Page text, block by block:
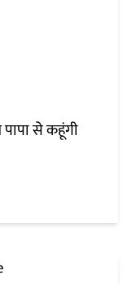
से कहूंगी